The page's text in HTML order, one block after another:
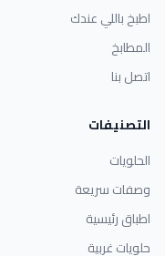
اطبخ باللي عندك
المطابخ
اتصل بنا
التصنيفات
الحلويات
وصفات سريعة
اطباق رئيسية
حلويات غربية